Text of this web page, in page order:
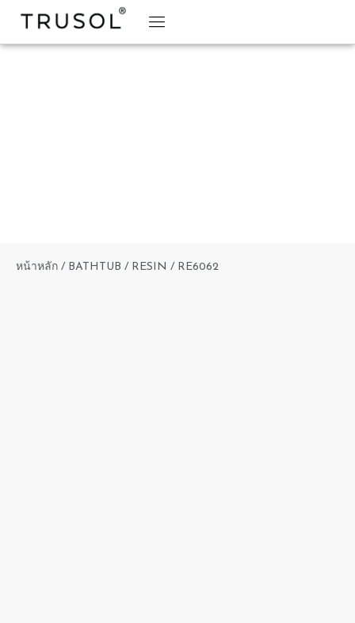
หน้าหลัก / BATHTUB / RESIN / RE6062